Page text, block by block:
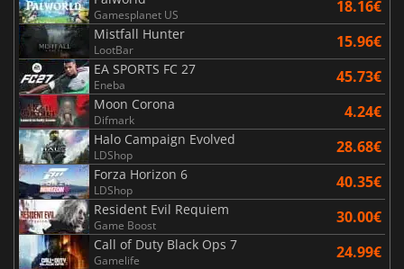
Gamesplanet US 18.16€
Mistfall Hunter
LootBar 15.96€
EA SPORTS FC 27
Eneba 45.73€
Moon Corona
Difmark 4.24€
Halo Campaign Evolved
LDShop 28.68€
Forza Horizon 6
LDShop 40.35€
Resident Evil Requiem
Game Boost 30.00€
Call of Duty Black Ops 7
Gamelife 24.99€